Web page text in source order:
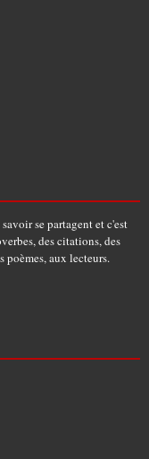
se partagent et c'est
des citations, des
poèmes, aux lecteurs.